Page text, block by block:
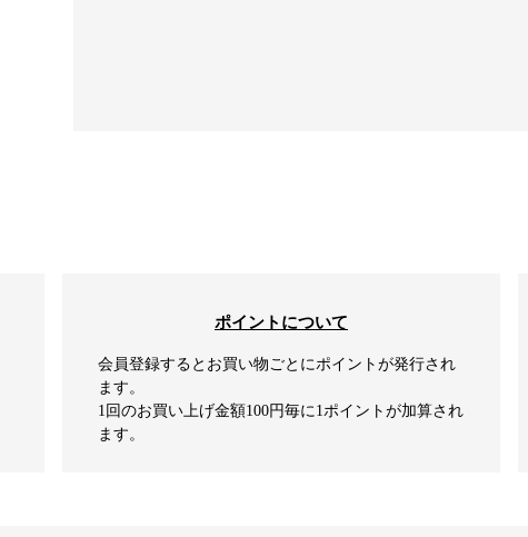
ポイントについて
会員登録するとお買い物ごとにポイントが発行され
ます。
1回のお買い上げ金額100円毎に1ポイントが加算され
ます。